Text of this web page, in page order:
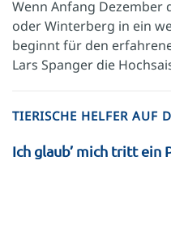
Wenn Anfang Dezember
oder Winterberg in ein
beginnt für den
Lars Spanger die
TIERISCHE HELFER AUF
Ich glaub’ mich tritt ein